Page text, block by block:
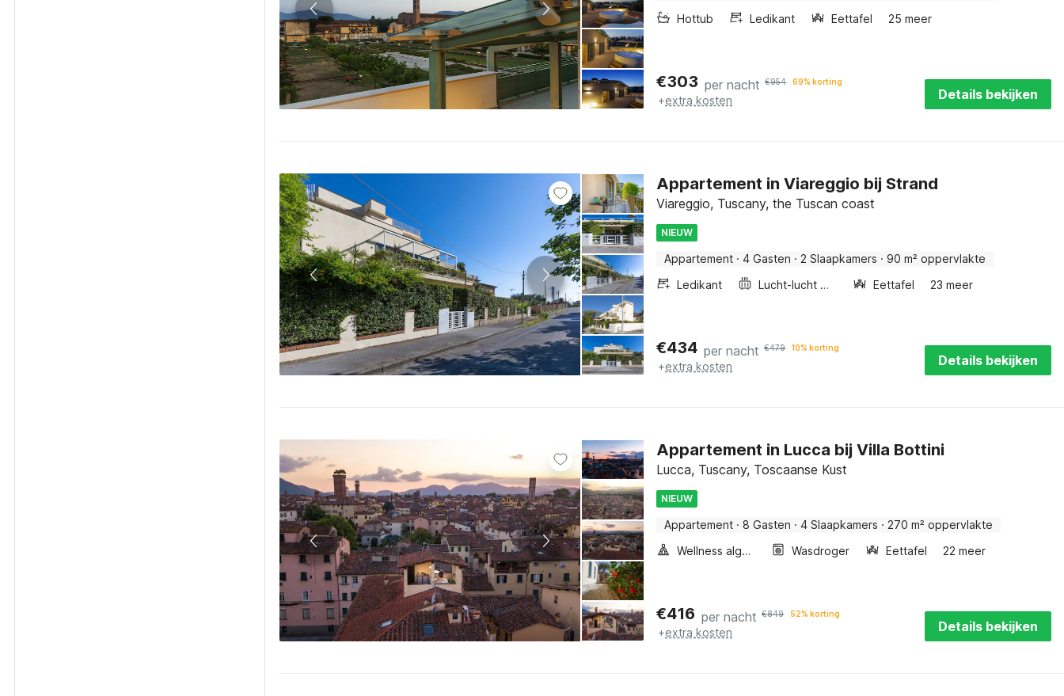
Hottub
Ledikant Eettafel 25 meer
€303 per nacht €954 69% korting
+extra kosten Details bekijken
Appartement in Viareggio bij Strand
Viareggio, Tuscany, the Tuscan coast
NIEUW
Appartement · 4 Gasten · 2 Slaapkamers · 90 m² oppervlakte
Ledikant
Lucht-lucht warmtepomp Eettafel 23 meer
€434 per nacht €479 10% korting
+extra kosten Details bekijken
Appartement in Lucca bij Villa Bottini
Lucca, Tuscany, Toscaanse Kust
NIEUW
Appartement · 8 Gasten · 4 Slaapkamers · 270 m² oppervlakte
Wellness algemeen
Wasdroger Eettafel 22 meer
€416 per nacht €849 52% korting
+extra kosten Details bekijken